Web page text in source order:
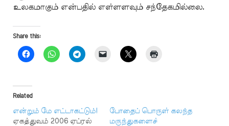
உலகமாகும் என்பதில் எள்ளளவும் சந்தேகமில்லை.
Share this:
Related
என்றும் மே எட்டாகட்டும்!
ஏகத்துவம் 2006 ஏப்ரல்
போதைப் பொருள் கலந்த
மருந்துகளைச்